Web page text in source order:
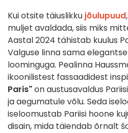
Kui otsite täiuslikku jõulupuud
muljet avaldada, siis miks
Aastal 2024 tähistab kuulus
Valguse linna sama
loominguga. Pealinna
ikoonilistest fassaadidest
Paris"on austusavaldus
ja aegumatule võlu. Seda
iseloomustab Pariisi hoone
disain, mida täiendab õrnalt